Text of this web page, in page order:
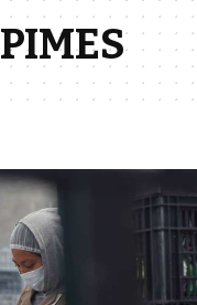
PIMES